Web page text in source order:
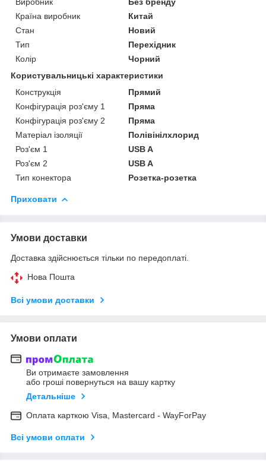
Країна виробник
Китай
Стан
Новий
Тип
Перехідник
Колір
Чорний
Користувальницькі характеристики
Конструкція
Прямий
Конфігурація роз'єму 1
Пряма
Конфігурація роз'єму 2
Пряма
Матеріал ізоляції
Полівінілхлорид
Роз'єм 1
USB A
Роз'єм 2
USB A
Тип конектора
Розетка-розетка
Приховати
Умови доставки
Доставка здійснюється тільки по передоплаті.
Нова Пошта
Всі умови доставки
Умови оплати
Ви отримаєте замовлення
або гроші повернуться на вашу картку
Детальніше
Оплата карткою Visa, Mastercard - WayForPay
Всі умови оплати